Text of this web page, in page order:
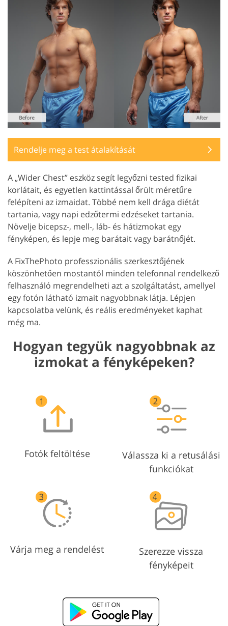
Rendelje meg a test átalakítását
A „Wider Chest” eszköz segít legyőzni tested fizikai
korlátait, és egyetlen kattintással őrült méretűre
felépíteni az izmaidat. Többé nem kell drága diétát
tartania, vagy napi edzőtermi edzéseket tartania.
Növelje bicepsz-, mell-, láb- és hátizmokat egy
fényképen, és lepje meg barátait vagy barátnőjét.
A FixThePhoto professzionális szerkesztőjének
köszönhetően mostantól minden telefonnal rendelkező
felhasználó megrendelheti azt a szolgáltatást, amellyel
egy fotón látható izmait nagyobbnak látja. Lépjen
kapcsolatba velünk, és reális eredményeket kaphat
még ma.
Hogyan tegyük nagyobbnak az
izmokat a fényképeken?
Fotók feltöltése
Válassza ki a retusálási
funkciókat
Várja meg a rendelést
Szerezze vissza
fényképeit